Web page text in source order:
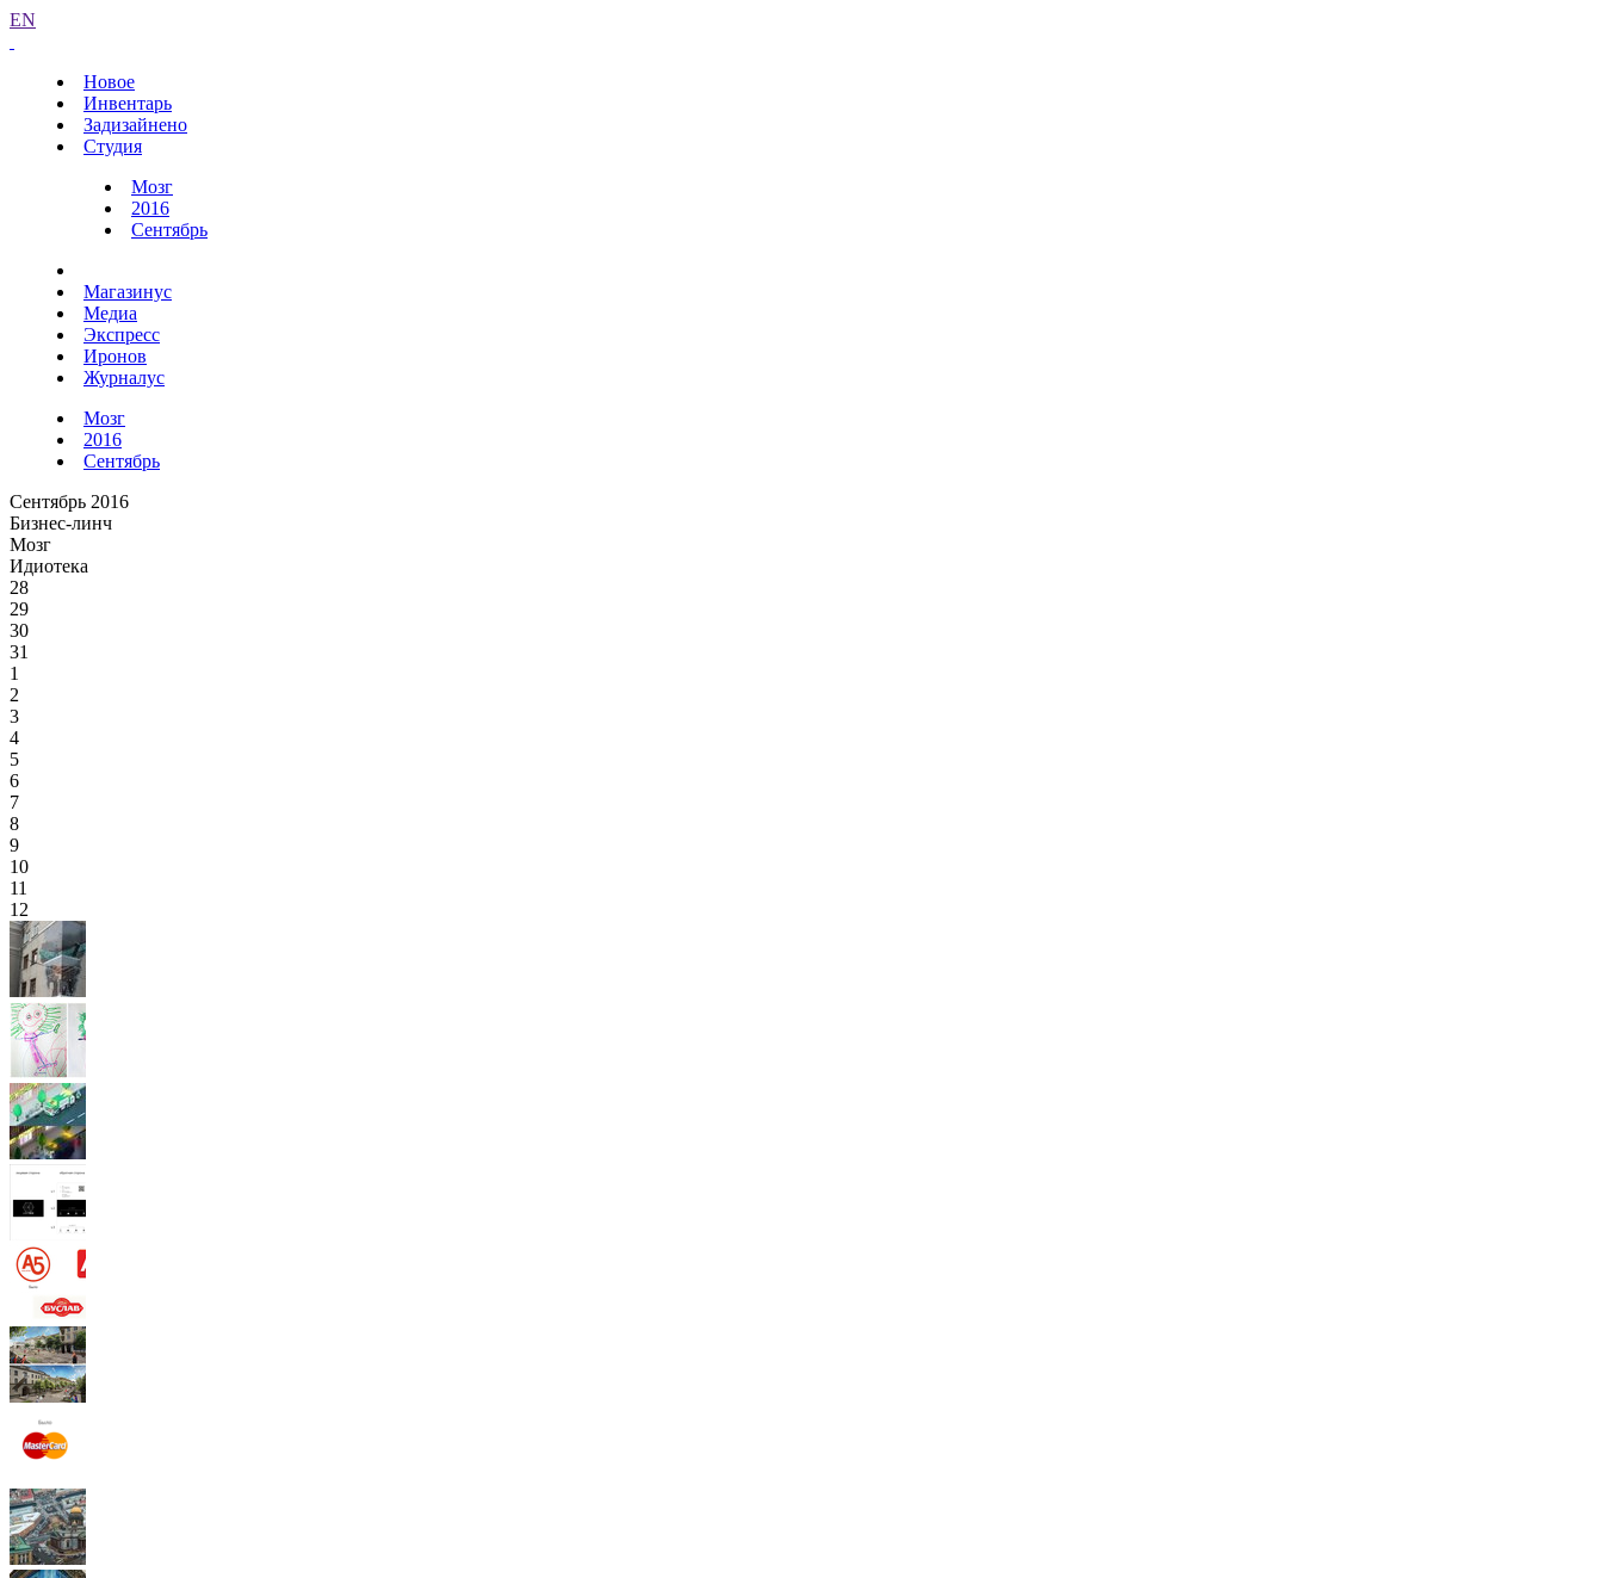
EN
Новое
Инвентарь
Задизайнено
Студия
Мозг
2016
Сентябрь
Магазинус
Медиа
Экспресс
Иронов
Журналус
Мозг
2016
Сентябрь
Сентябрь 2016
Бизнес-линч
Мозг
Идиотека
28
29
30
31
1
2
3
4
5
6
7
8
9
10
11
12